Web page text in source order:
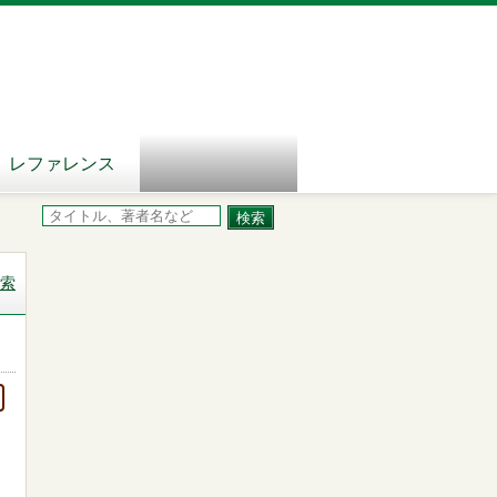
レファレンス